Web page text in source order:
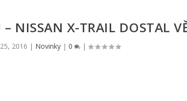
NISSAN X-TRAIL DOSTAL
2016 | Novinky| 0 |